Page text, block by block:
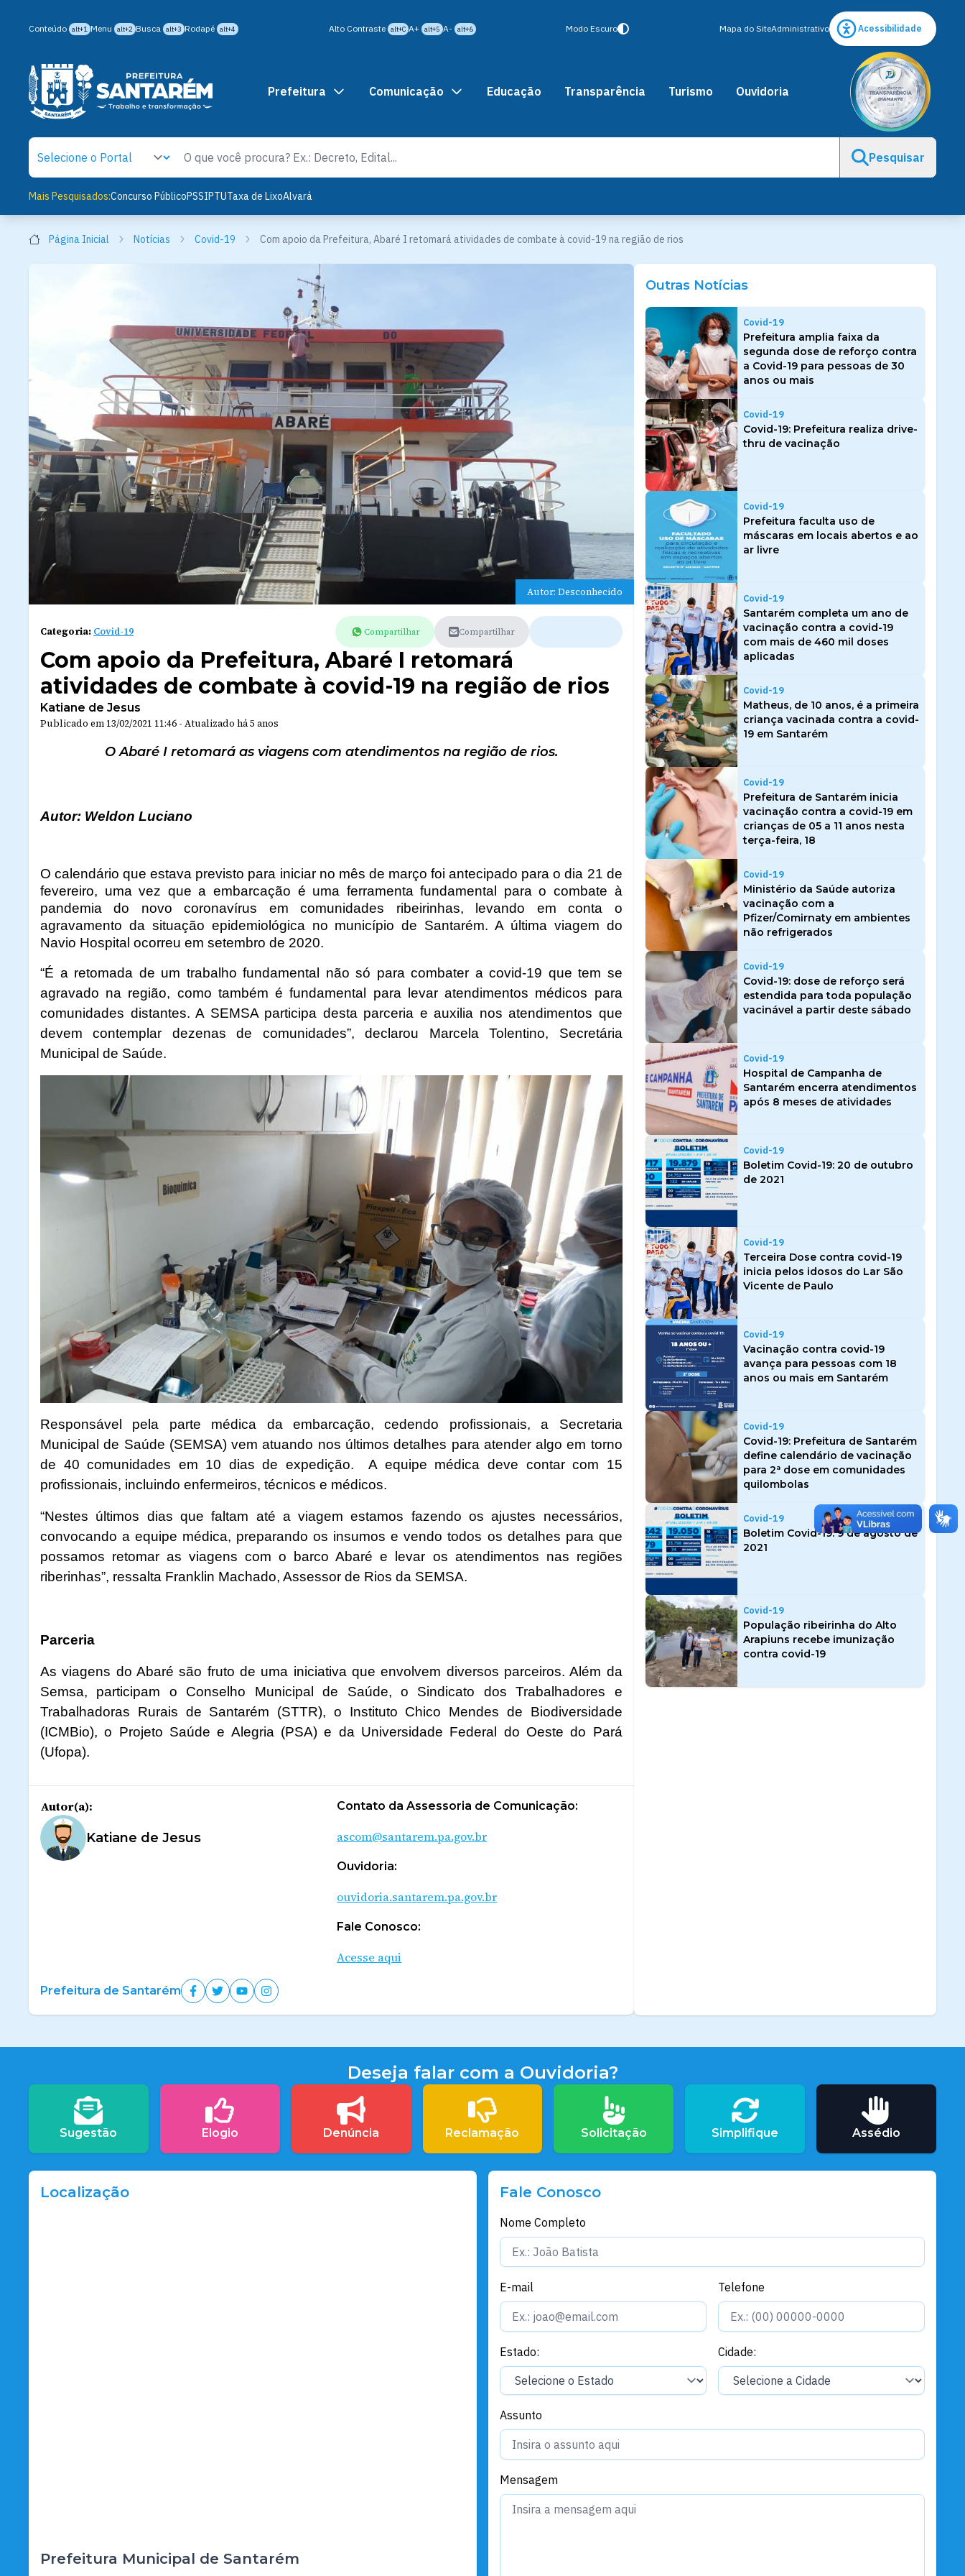
Conteúdo alt+1 Menu alt+2 Busca alt+3 Rodapé alt+4 Alto Contraste alt+C A+ alt+5 A- alt+6 Modo Escuro Mapa do SiteAdministrativo Acessibilidade
Prefeitura Comunicação Educação Transparência Turismo Ouvidoria
Pesquisar
Mais Pesquisados:Concurso PúblicoPSSIPTUTaxa de LixoAlvará
Página Inicial Notícias Covid-19 Com apoio da Prefeitura, Abaré I retomará atividades de combate à covid-19 na região de rios
Autor: Desconhecido
Categoria: Covid-19 Compartilhar Compartilhar
Com apoio da Prefeitura, Abaré I retomará
atividades de combate à covid-19 na região de rios
Katiane de Jesus
Publicado em 13/02/2021 11:46 - Atualizado há 5 anos
O Abaré I retomará as viagens com atendimentos na região de rios.
Autor: Weldon Luciano
O calendário que estava previsto para iniciar no mês de março foi antecipado para o dia 21 de
fevereiro, uma vez que a embarcação é uma ferramenta fundamental para o combate à
pandemia do novo coronavírus em comunidades ribeirinhas, levando em conta o
agravamento da situação epidemiológica no município de Santarém. A última viagem do
Navio Hospital ocorreu em setembro de 2020.
“É a retomada de um trabalho fundamental não só para combater a covid-19 que tem se
agravado na região, como também é fundamental para levar atendimentos médicos para
comunidades distantes. A SEMSA participa desta parceria e auxilia nos atendimentos que
devem contemplar dezenas de comunidades”, declarou Marcela Tolentino, Secretária
Municipal de Saúde.
Responsável pela parte médica da embarcação, cedendo profissionais, a Secretaria
Municipal de Saúde (SEMSA) vem atuando nos últimos detalhes para atender algo em torno
de 40 comunidades em 10 dias de expedição.
A equipe médica deve contar com 15
profissionais, incluindo enfermeiros, técnicos e médicos.
“Nestes últimos dias que faltam até a viagem estamos fazendo os ajustes necessários,
convocando a equipe médica, preparando os insumos e vendo todos os detalhes para que
possamos retomar as viagens com o barco Abaré e levar os atendimentos nas regiões
riberinhas”, ressalta Franklin Machado, Assessor de Rios da SEMSA.
Parceria
As viagens do Abaré são fruto de uma iniciativa que envolvem diversos parceiros. Além da
Semsa, participam o Conselho Municipal de Saúde, o Sindicato dos Trabalhadores e
Trabalhadoras Rurais de Santarém (STTR), o Instituto Chico Mendes de Biodiversidade
(ICMBio), o Projeto Saúde e Alegria (PSA) e da Universidade Federal do Oeste do Pará
(Ufopa).
Autor(a):
Katiane de Jesus
Contato da Assessoria de Comunicação:
ascom@santarem.pa.gov.br
Ouvidoria:
ouvidoria.santarem.pa.gov.br
Fale Conosco:
Acesse aqui
Prefeitura de Santarém
Outras Notícias
Covid-19
Prefeitura amplia faixa da
segunda dose de reforço contra
a Covid-19 para pessoas de 30
anos ou mais
Covid-19
Covid-19: Prefeitura realiza drive-
thru de vacinação
Covid-19
Prefeitura faculta uso de
máscaras em locais abertos e ao
ar livre
Covid-19
Santarém completa um ano de
vacinação contra a covid-19
com mais de 460 mil doses
aplicadas
Covid-19
Matheus, de 10 anos, é a primeira
criança vacinada contra a covid-
19 em Santarém
Covid-19
Prefeitura de Santarém inicia
vacinação contra a covid-19 em
crianças de 05 a 11 anos nesta
terça-feira, 18
Covid-19
Ministério da Saúde autoriza
vacinação com a
Pfizer/Comirnaty em ambientes
não refrigerados
Covid-19
Covid-19: dose de reforço será
estendida para toda população
vacinável a partir deste sábado
Covid-19
Hospital de Campanha de
Santarém encerra atendimentos
após 8 meses de atividades
Covid-19
Boletim Covid-19: 20 de outubro
de 2021
Covid-19
Terceira Dose contra covid-19
inicia pelos idosos do Lar São
Vicente de Paulo
Covid-19
Vacinação contra covid-19
avança para pessoas com 18
anos ou mais em Santarém
Covid-19
Covid-19: Prefeitura de Santarém
define calendário de vacinação
para 2ª dose em comunidades
quilombolas
Covid-19
Boletim Covid-19: 9 de agosto de
2021
Covid-19
População ribeirinha do Alto
Arapiuns recebe imunização
contra covid-19
Deseja falar com a Ouvidoria?
Sugestão Elogio Denúncia Reclamação Solicitação Simplifique Assédio
Localização
Prefeitura Municipal de Santarém
Fale Conosco
Nome Completo
E-mail Telefone
Estado: Cidade:
Assunto
Mensagem